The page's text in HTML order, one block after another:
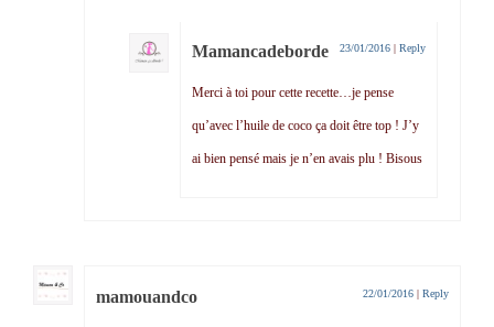
Mamancadeborde 23/01/2016 | Reply
Merci à toi pour cette recette…je pense
qu’avec l’huile de coco ça doit être top ! J’y
ai bien pensé mais je n’en avais plu ! Bisous
mamouandco 22/01/2016 | Reply